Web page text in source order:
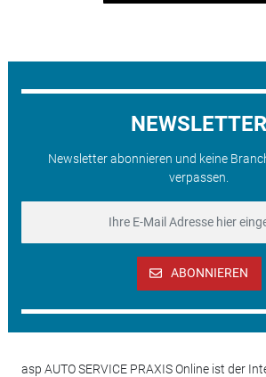
NEWSLETTER
Newsletter abonnieren und keine
verpassen.
ABONNIEREN
asp AUTO SERVICE PRAXIS Online ist der